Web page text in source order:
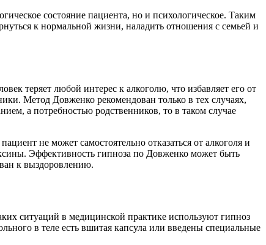
состояние пациента, но и психологическое. Таким
к нормальной жизни, наладить отношения с семьей и
теряет любой интерес к алкоголю, что избавляет его от
Метод Довженко рекомендован только в тех случаях,
а потребностью родственников, то в таком случае
не может самостоятельно отказаться от алкоголя и
Эффективность гипноза по Довженко может быть
к выздоровлению.
ситуаций в медицинской практике используют гипноз
в теле есть вшитая капсула или введены специальные